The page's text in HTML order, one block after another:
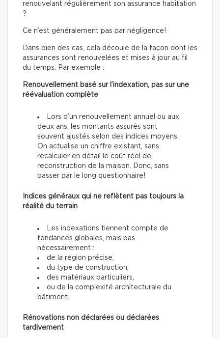
renouvelant régulièrement son assurance habitation
?
Ce n’est généralement pas par négligence!
Dans bien des cas, cela découle de la façon dont les
assurances sont renouvelées et mises à jour au fil
du temps. Par exemple :
Renouvellement basé sur l’indexation, pas sur une
réévaluation complète
Lors d’un renouvellement annuel ou aux
deux ans, les montants assurés sont
souvent ajustés selon des indices moyens.
On actualise un chiffre existant, sans
recalculer en détail le coût réel de
reconstruction de la maison. Donc, sans
passer par le long questionnaire!
Indices généraux qui ne reflètent pas toujours la
réalité du terrain
Les indexations tiennent compte de
tendances globales, mais pas
nécessairement :
de la région précise,
du type de construction,
des matériaux particuliers,
ou de la complexité architecturale du
bâtiment.
Rénovations non déclarées ou déclarées
tardivement